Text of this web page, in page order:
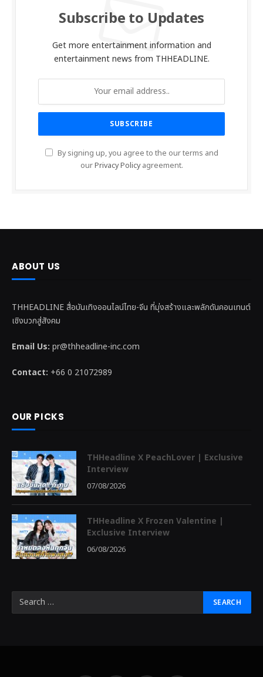
Subscribe to Updates
Get more entertainment information and
entertainment news from THHEADLINE.
By signing up, you agree to the our terms and
ourPrivacy Policyagreement.
ABOUT US
THHEADLINE สื่อบันเทิงออนไลน์ไทย-จีน ที่มุ่งสร้างและพลักดันคอนเทนต์
เชิงบวกสู่สังคม
Email Us: pr@thheadline-inc.com
Contact: +66 0 21072989
OUR PICKS
THHeadline X PeachLover | Exclusive
Interview
07/08/2026
THHeadline X Frozen Valentine |
Exclusive Interview
06/08/2026